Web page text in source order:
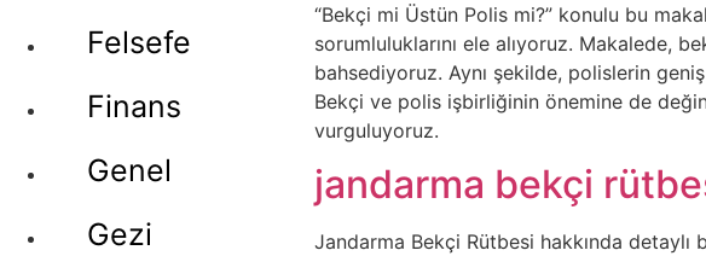
Felsefe
Finans
Genel
Gezi
“Bekçi mi Üstün Polis mi?” konulu bu
sorumluluklarını ele alıyoruz. Makalede,
bahsediyoruz. Aynı şekilde, polislerin
Bekçi ve polis işbirliğinin önemine de
vurguluyoruz.
jandarma bekçi
Jandarma Bekçi Rütbesi hakkında